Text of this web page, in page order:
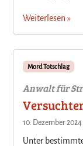
Weiterlesen »
Mord Totschlag
Anwalt für
10. Dezember 2024
Unter